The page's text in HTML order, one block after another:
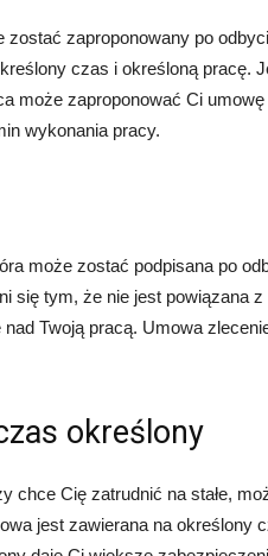
zaproponowany po
czas i określoną pracę.
może zaproponować Ci
wykonania pracy.
może zostać podpisana po
się tym, że nie jest powiązana
Twoją pracą. Umowa
określony
chce Cię zatrudnić na stałe,
jest zawierana na określony